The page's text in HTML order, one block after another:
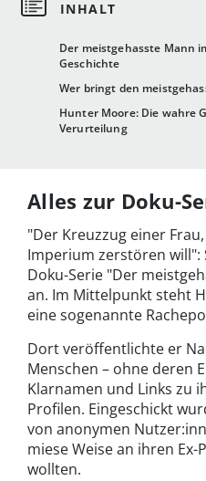
Der meistgehasste Mann
Geschichte
Wer bringt den
Hunter Moore: Die wahre
Verurteilung
Alles zur Doku-
"Der Kreuzzug einer
Imperium zerstören will":
Doku-Serie "Der
an. Im Mittelpunkt steht
eine sogenannte
Dort veröffentlichte er
Menschen – ohne deren
Klarnamen und Links zu
Profilen. Eingeschickt
von anonymen
miese Weise an ihren
wollten.